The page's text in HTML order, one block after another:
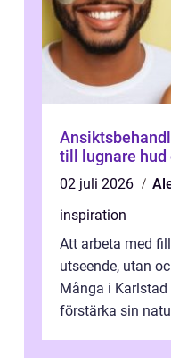
till lugnare hud
02 juli 2026
inspiration
Att arbeta med
utseende, utan
Många i
förstärka sin